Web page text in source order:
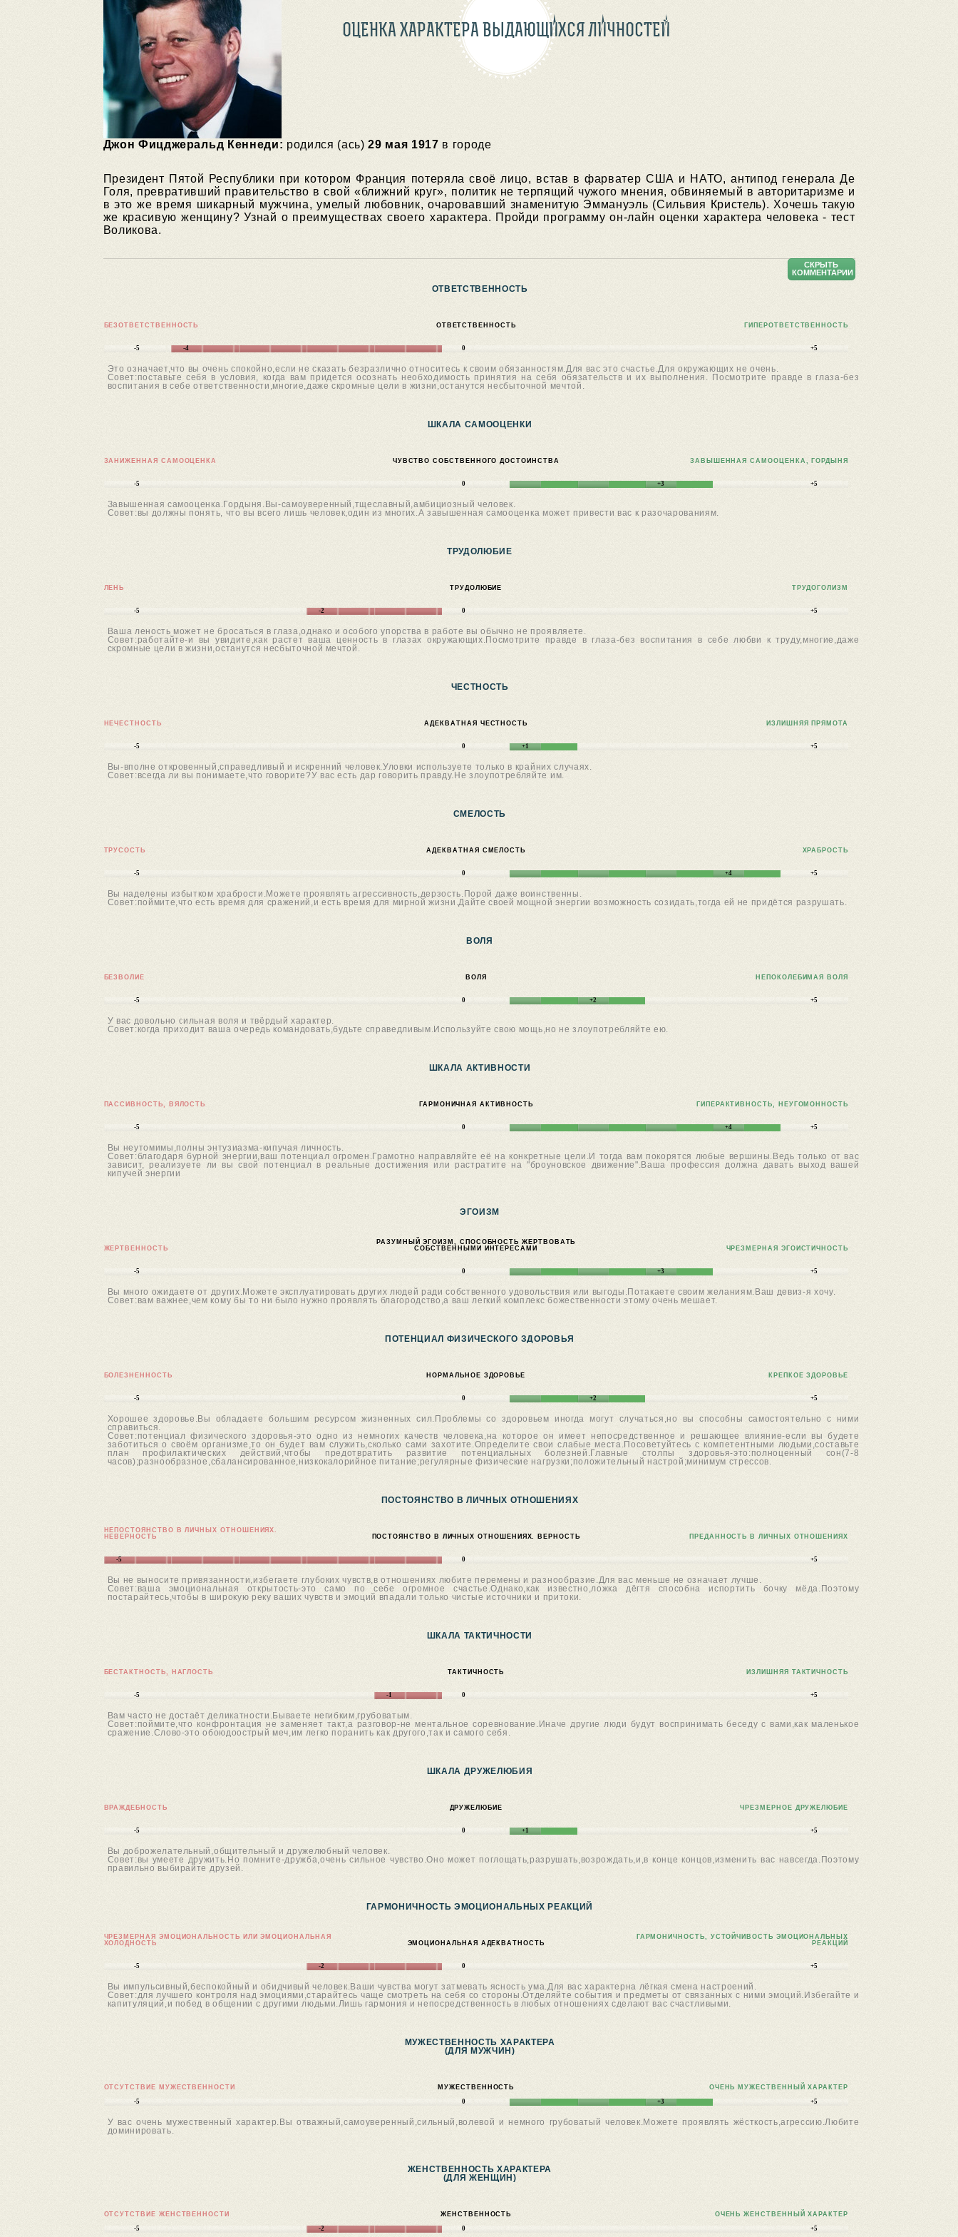
ОЦЕНКА ХАРАКТЕРА ВЫДАЮЩИХСЯ ЛИЧНОСТЕЙ
Джон Фицджеральд Кеннеди: родился (ась)29 мая 1917 в городе
Президент Пятой Республики при котором Франция потеряла своё лицо, встав в фарватер США и НАТО, антипод генерала Де
Голя, превративший правительство в свой «ближний круг», политик не терпящий чужого мнения, обвиняемый в авторитаризме и
в это же время шикарный мужчина, умелый любовник, очаровавший знаменитую Эммануэль (Сильвия Кристель). Хочешь такую
же красивую женщину? Узнай о преимуществах своего характера. Пройди программу он-лайн оценки характера человека - тест
Воликова.
СКРЫТЬ
КОММЕНТАРИИ
ОТВЕТСТВЕННОСТЬ
БЕЗОТВЕТСТВЕННОСТЬ ОТВЕТСТВЕННОСТЬ ГИПЕРОТВЕТСТВЕННОСТЬ
-5 -4 0 +5
Это означает,что вы очень спокойно,если не сказать безразлично относитесь к своим обязанностям.Для вас это счастье.Для окружающих не очень.
Совет:поставьте себя в условия, когда вам придется осознать необходимость принятия на себя обязательств и их выполнения. Посмотрите правде в глаза-без
воспитания в себе ответственности,многие,даже скромные цели в жизни,останутся несбыточной мечтой.
ШКАЛА САМООЦЕНКИ
ЗАНИЖЕННАЯ САМООЦЕНКА ЧУВСТВО СОБСТВЕННОГО ДОСТОИНСТВА ЗАВЫШЕННАЯ САМООЦЕНКА, ГОРДЫНЯ
-5 0 +3 +5
Завышенная самооценка.Гордыня.Вы-самоуверенный,тщеславный,амбициозный человек.
Совет:вы должны понять, что вы всего лишь человек,один из многих.А завышенная самооценка может привести вас к разочарованиям.
ТРУДОЛЮБИЕ
ЛЕНЬ ТРУДОЛЮБИЕ ТРУДОГОЛИЗМ
-5 -2 0 +5
Ваша леность может не бросаться в глаза,однако и особого упорства в работе вы обычно не проявляете.
Совет:работайте-и вы увидите,как растет ваша ценность в глазах окружающих.Посмотрите правде в глаза-без воспитания в себе любви к труду,многие,даже
скромные цели в жизни,останутся несбыточной мечтой.
ЧЕСТНОСТЬ
НЕЧЕСТНОСТЬ АДЕКВАТНАЯ ЧЕСТНОСТЬ ИЗЛИШНЯЯ ПРЯМОТА
-5 0 +1 +5
Вы-вполне откровенный,справедливый и искренний человек.Уловки используете только в крайних случаях.
Совет:всегда ли вы понимаете,что говорите?У вас есть дар говорить правду.Не злоупотребляйте им.
СМЕЛОСТЬ
ТРУСОСТЬ АДЕКВАТНАЯ СМЕЛОСТЬ ХРАБРОСТЬ
-5 0 +4 +5
Вы наделены избытком храбрости.Можете проявлять агрессивность,дерзость.Порой даже воинственны.
Совет:поймите,что есть время для сражений,и есть время для мирной жизни.Дайте своей мощной энергии возможность созидать,тогда ей не придётся разрушать.
ВОЛЯ
БЕЗВОЛИЕ ВОЛЯ НЕПОКОЛЕБИМАЯ ВОЛЯ
-5 0 +2 +5
У вас довольно сильная воля и твёрдый характер.
Совет:когда приходит ваша очередь командовать,будьте справедливым.Используйте свою мощь,но не злоупотребляйте ею.
ШКАЛА АКТИВНОСТИ
ПАССИВНОСТЬ, ВЯЛОСТЬ ГАРМОНИЧНАЯ АКТИВНОСТЬ ГИПЕРАКТИВНОСТЬ, НЕУГОМОННОСТЬ
-5 0 +4 +5
Вы неутомимы,полны энтузиазма-кипучая личность.
Совет:благодаря бурной энергии,ваш потенциал огромен.Грамотно направляйте её на конкретные цели.И тогда вам покорятся любые вершины.Ведь только от вас
зависит, реализуете ли вы свой потенциал в реальные достижения или растратите на "броуновское движение".Ваша профессия должна давать выход вашей
кипучей энергии.
ЭГОИЗМ
ЖЕРТВЕННОСТЬ
РАЗУМНЫЙ ЭГОИЗМ, СПОСОБНОСТЬ ЖЕРТВОВАТЬ
СОБСТВЕННЫМИ ИНТЕРЕСАМИ
ЧРЕЗМЕРНАЯ ЭГОИСТИЧНОСТЬ
-5 0 +3 +5
Вы много ожидаете от других.Можете эксплуатировать других людей ради собственного удовольствия или выгоды.Потакаете своим желаниям.Ваш девиз-я хочу.
Совет:вам важнее,чем кому бы то ни было нужно проявлять благородство,а ваш легкий комплекс божественности этому очень мешает.
ПОТЕНЦИАЛ ФИЗИЧЕСКОГО ЗДОРОВЬЯ
БОЛЕЗНЕННОСТЬ НОРМАЛЬНОЕ ЗДОРОВЬЕ КРЕПКОЕ ЗДОРОВЬЕ
-5 0 +2 +5
Хорошее здоровье.Вы обладаете большим ресурсом жизненных сил.Проблемы со здоровьем иногда могут случаться,но вы способны самостоятельно с ними
справиться.
Совет:потенциал физического здоровья-это одно из немногих качеств человека,на которое он имеет непосредственное и решающее влияние-если вы будете
заботиться о своём организме,то он будет вам служить,сколько сами захотите.Определите свои слабые места.Посоветуйтесь с компетентными людьми,составьте
план профилактических действий,чтобы предотвратить развитие потенциальных болезней.Главные столпы здоровья-это:полноценный сон(7-8
часов);разнообразное,сбалансированное,низкокалорийное питание;регулярные физические нагрузки;положительный настрой;минимум стрессов.
ПОСТОЯНСТВО В ЛИЧНЫХ ОТНОШЕНИЯХ
НЕПОСТОЯНСТВО В ЛИЧНЫХ ОТНОШЕНИЯХ.
НЕВЕРНОСТЬ
ПОСТОЯНСТВО В ЛИЧНЫХ ОТНОШЕНИЯХ. ВЕРНОСТЬ ПРЕДАННОСТЬ В ЛИЧНЫХ ОТНОШЕНИЯХ
-5 0 +5
Вы не выносите привязанности,избегаете глубоких чувств,в отношениях любите перемены и разнообразие.Для вас меньше не означает лучше.
Совет:ваша эмоциональная открытость-это само по себе огромное счастье.Однако,как известно,ложка дёгтя способна испортить бочку мёда.Поэтому
постарайтесь,чтобы в широкую реку ваших чувств и эмоций впадали только чистые источники и притоки.
ШКАЛА ТАКТИЧНОСТИ
БЕСТАКТНОСТЬ, НАГЛОСТЬ ТАКТИЧНОСТЬ ИЗЛИШНЯЯ ТАКТИЧНОСТЬ
-5 -1 0 +5
Вам часто не достаёт деликатности.Бываете негибким,грубоватым.
Совет:поймите,что конфронтация не заменяет такт,а разговор-не ментальное соревнование.Иначе другие люди будут воспринимать беседу с вами,как маленькое
сражение.Слово-это обоюдоострый меч,им легко поранить как другого,так и самого себя.
ШКАЛА ДРУЖЕЛЮБИЯ
ВРАЖДЕБНОСТЬ ДРУЖЕЛЮБИЕ ЧРЕЗМЕРНОЕ ДРУЖЕЛЮБИЕ
-5 0 +1 +5
Вы доброжелательный,общительный и дружелюбный человек.
Совет:вы умеете дружить.Но помните-дружба,очень сильное чувство.Оно может поглощать,разрушать,возрождать,и,в конце концов,изменить вас навсегда.Поэтому
правильно выбирайте друзей.
ГАРМОНИЧНОСТЬ ЭМОЦИОНАЛЬНЫХ РЕАКЦИЙ
ЧРЕЗМЕРНАЯ ЭМОЦИОНАЛЬНОСТЬ ИЛИ ЭМОЦИОНАЛЬНАЯ
ХОЛОДНОСТЬ
ЭМОЦИОНАЛЬНАЯ АДЕКВАТНОСТЬ
ГАРМОНИЧНОСТЬ, УСТОЙЧИВОСТЬ ЭМОЦИОНАЛЬНЫХ
РЕАКЦИЙ
-5 -2 0 +5
Вы импульсивный,беспокойный и обидчивый человек.Ваши чувства могут затмевать ясность ума.Для вас характерна лёгкая смена настроений.
Совет:для лучшего контроля над эмоциями,старайтесь чаще смотреть на себя со стороны.Отделяйте события и предметы от связанных с ними эмоций.Избегайте и
капитуляций,и побед в общении с другими людьми.Лишь гармония и непосредственность в любых отношениях сделают вас счастливыми.
МУЖЕСТВЕННОСТЬ ХАРАКТЕРА
(ДЛЯ МУЖЧИН)
ОТСУТСТВИЕ МУЖЕСТВЕННОСТИ МУЖЕСТВЕННОСТЬ
ОЧЕНЬ МУЖЕСТВЕННЫЙ ХАРАКТЕР
-5
0 +3 +5
У вас очень мужественный характер.Вы отважный,самоуверенный,сильный,волевой и немного грубоватый человек.Можете проявлять жёсткость,агрессию.Любите
доминировать.
ЖЕНСТВЕННОСТЬ ХАРАКТЕРА
(ДЛЯ ЖЕНЩИН)
ОТСУТСТВИЕ ЖЕНСТВЕННОСТИ ЖЕНСТВЕННОСТЬ
ОЧЕНЬ ЖЕНСТВЕННЫЙ ХАРАКТЕР
-5
-2 0 +5